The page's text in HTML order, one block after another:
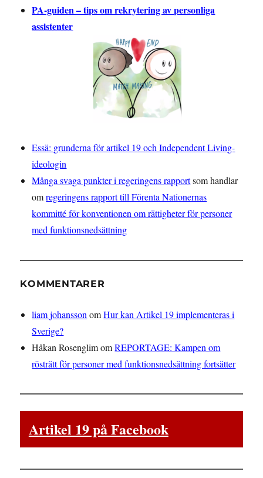
PA-guiden – tips om rekrytering av personliga
assistenter
Essä: grunderna för artikel 19 och Independent Living-
ideologin
Många svaga punkter i regeringens rapportsom handlar
omregeringens rapport till Förenta Nationernas
kommitté för konventionen om rättigheter för personer
med funktionsnedsättning
KOMMENTARER
liam johansson omHur kan Artikel 19 implementeras i
Sverige?
Håkan RosenglimomREPORTAGE: Kampen om
rösträtt för personer med funktionsnedsättning fortsätter
Artikel 19 på Facebook